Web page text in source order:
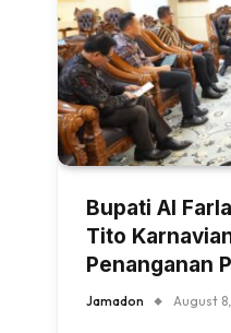
Bupati Al
Tito
Penanganan
Jamadon August